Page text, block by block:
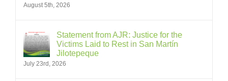
August 5th, 2026
Statement from AJR: Justice for the
Victims Laid to Rest in San Martín
Jilotepeque
July 23rd, 2026